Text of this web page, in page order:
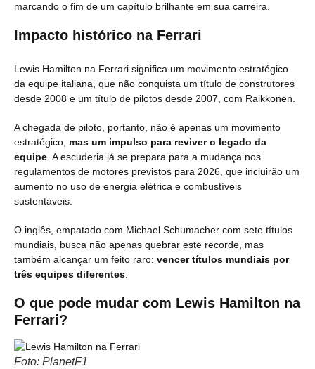
marcando o fim de um capítulo brilhante em sua carreira.
Impacto histórico na Ferrari
Lewis Hamilton na Ferrari significa um movimento estratégico
da equipe italiana, que não conquista um título de construtores
desde 2008 e um título de pilotos desde 2007, com Raikkonen.
A chegada de piloto, portanto, não é apenas um movimento
estratégico, mas um impulso para reviver o legado da
equipe . A escuderia já se prepara para a mudança nos
regulamentos de motores previstos para 2026, que incluirão um
aumento no uso de energia elétrica e combustíveis
sustentáveis.
O inglês, empatado com Michael Schumacher com sete títulos
mundiais, busca não apenas quebrar este recorde, mas
também alcançar um feito raro: vencer títulos mundiais por
três equipes diferentes
O que pode mudar com Lewis Hamilton na
Ferrari?
Foto: PlanetF1